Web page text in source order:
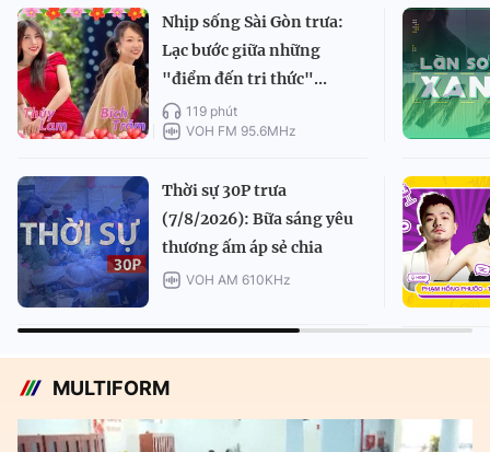
Nhịp sống Sài Gòn trưa:
Lạc bước giữa những
"điểm đến tri thức"...
119 phút
VOH FM 95.6MHz
Thời sự 30P trưa
(7/8/2026): Bữa sáng yêu
thương ấm áp sẻ chia
VOH AM 610KHz
MULTIFORM